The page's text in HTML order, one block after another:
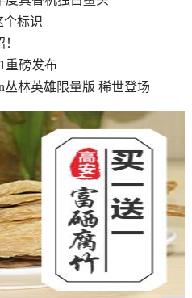
个标识
重磅发布
丛林英雄限量版 稀世登场